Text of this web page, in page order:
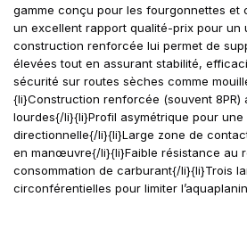
gamme conçu pour les fourgonnettes et
un excellent rapport qualité-prix pour un
construction renforcée lui permet de
élevées tout en assurant stabilité,
sécurité sur routes sèches comme
{li}Construction renforcée (souvent 8PR)
lourdes{/li}{li}Profil asymétrique pour une
directionnelle{/li}{li}Large zone de
en manœuvre{/li}{li}Faible résistance au
consommation de carburant{/li}{li}Trois
circonférentielles pour limiter